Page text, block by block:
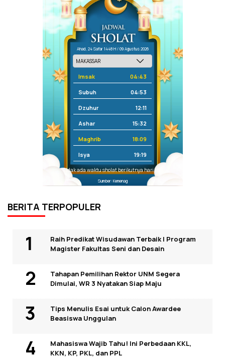
Ahad, 24 Safar 1448 H / 09 Agustus 2026
Imsak 04:43
Subuh 04:53
Dzuhur 12:11
Ashar 15:32
Maghrib 18:09
Isya 19:19
Tidak ada waktu sholat berikutnya hari ini.
Sumber: Kemenag
BERITA TERPOPULER
Raih Predikat Wisudawan Terbaik I Program
Magister Fakultas Seni dan Desain
Tahapan Pemilihan Rektor UNM Segera
Dimulai, WR 3 Nyatakan Siap Maju
Tips Menulis Esai untuk Calon Awardee
Beasiswa Unggulan
Mahasiswa Wajib Tahu! Ini Perbedaan KKL,
KKN, KP, PKL, dan PPL